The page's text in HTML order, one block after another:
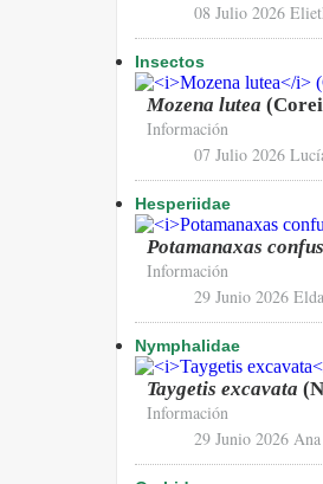
08 Julio 2026
Insectos
Mozena lutea
Información
07 Julio 2026
Hesperiidae
Potamanaxas
Información
29 Junio 2026
Nymphalidae
Taygetis excavata
Información
29 Junio 2026